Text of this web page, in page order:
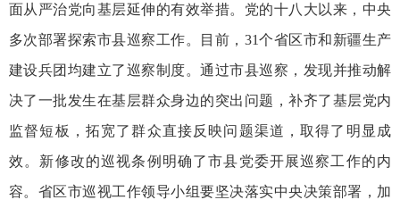
面从严治党向基层延伸的有效举措。党的十八大以来，中央
多次部署探索市县巡察工作。目前，31个省区市和新疆生产
建设兵团均建立了巡察制度。通过市县巡察，发现并推动解
决了一批发生在基层群众身边的突出问题，补齐了基层党内
监督短板，拓宽了群众直接反映问题渠道，取得了明显成
效。新修改的巡视条例明确了市县党委开展巡察工作的内
容。省区市巡视工作领导小组要坚决落实中央决策部署，加